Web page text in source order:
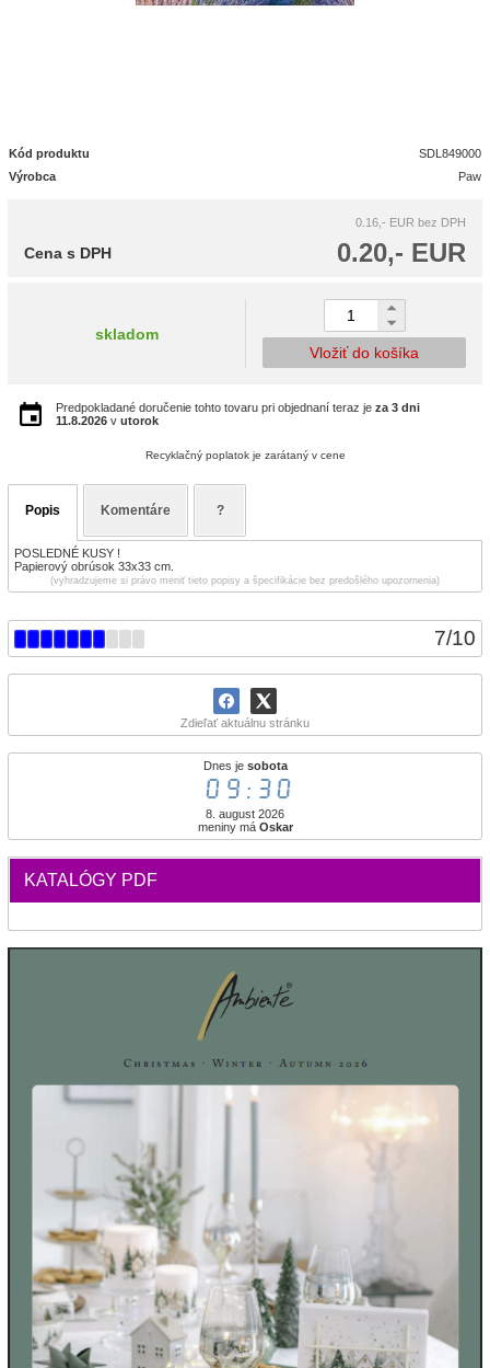
7/10
Zdieľať aktuálnu stránku
Dnes je sobota
09:30
8. august 2026
meniny má Oskar
KATALÓGY PDF
Kód produktu
SDL849000
Výrobca
Paw
0.16,- EUR bez DPH
0.20,- EUR
Cena s DPH
skladom
Vložiť do košíka
Predpokladané doručenie tohto tovaru pri objednaní teraz je za 3 dni
11.8.2026 v utorok
Recyklačný poplatok je zarátaný v cene
Popis Komentáre ?
POSLEDNÉ KUSY !
Papierový obrúsok 33x33 cm.
(vyhradzujeme si právo meniť tieto popisy a špecifikácie bez predošlého upozornenia)